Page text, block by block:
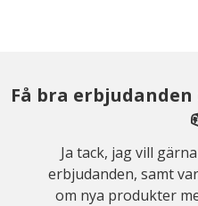
Få bra
Ja tack, jag vill
erbjudanden, samt
om nya produkter